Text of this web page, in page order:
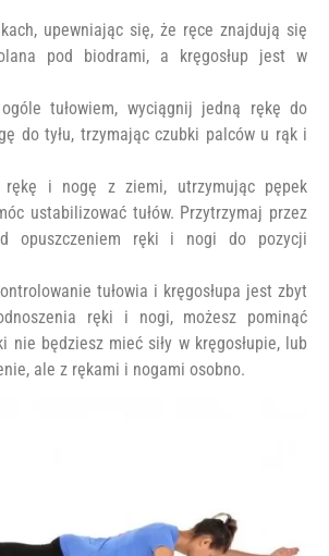
upewniając się, że ręce znajdują się
pod biodrami, a kręgosłup jest w
tułowiem, wyciągnij jedną rękę do
do tyłu, trzymając czubki palców u rąk i
rękę i nogę z ziemi, utrzymując pępek
ustabilizować tułów. Przytrzymaj przez
opuszczeniem ręki i nogi do pozycji
tułowia i kręgosłupa jest zbyt
ręki i nogi, możesz pominąć
nie będziesz mieć siły w kręgosłupie, lub
ale z rękami i nogami osobno.